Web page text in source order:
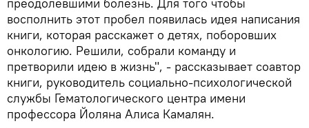
преодолевшими болезнь. Для того чтобы
восполнить этот пробел появилась идея написания
книги, которая расскажет о детях, поборовших
онкологию. Решили, собрали команду и
претворили идею в жизнь", - рассказывает соавтор
книги, руководитель социально-психологической
службы Гематологического центра имени
профессора Йоляна Алиса Камалян.